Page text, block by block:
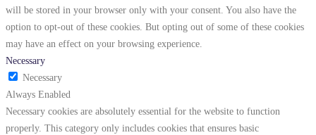
will be stored in your browser only with your consent. You also have the
option to opt-out of these cookies. But opting out of some of these cookies
may have an effect on your browsing experience.
Necessary
Necessary
Always Enabled
Necessary cookies are absolutely essential for the website to function
properly. This category only includes cookies that ensures basic